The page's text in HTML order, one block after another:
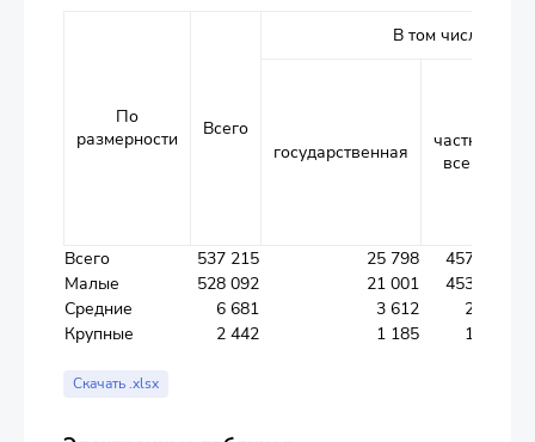
По
размерности
Всего
В том числе по
государственная
частная
всего
Всего 537 215 25 798
457 701
Малые
528 092 21 001
453 859
Средние
6 681 3 612
2 778
Крупные
2 442 1 185 1 064
Скачать .xlsx